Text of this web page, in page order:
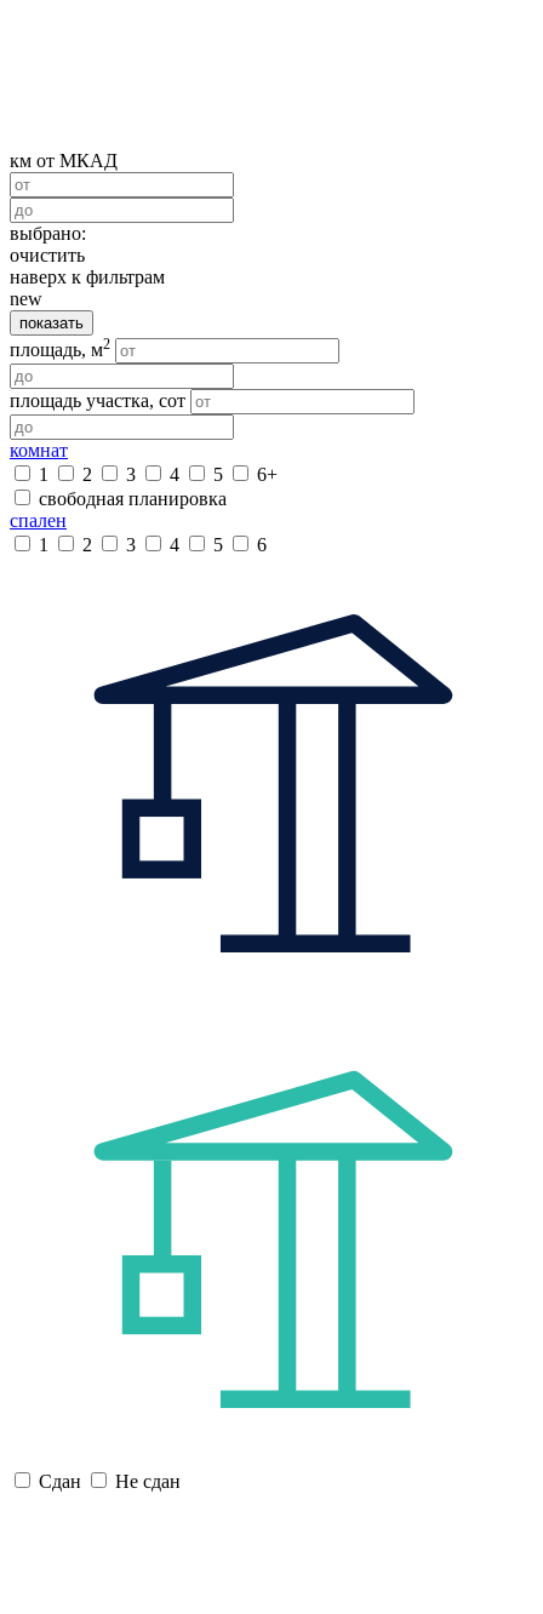
км от МКАД
выбрано:
очистить
наверх к фильтрам
new
показать
площадь, м2
площадь участка, сот
комнат
1
2 3 4 5
6+
свободная планировка
спален
1
2 3 4 5 6
Сдан Не сдан